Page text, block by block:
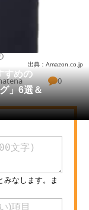
すめの
」6選＆
出典：Amazon.co.jp
0